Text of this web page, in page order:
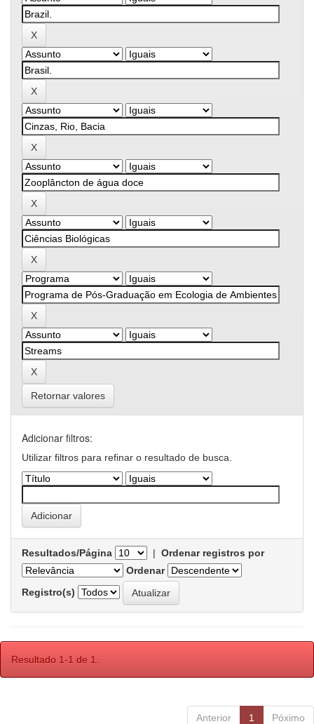
Retornar valores
Adicionar filtros:
Utilizar filtros para refinar o resultado de busca.
Resultados/Página | Ordenar registros por
Ordenar
Registro(s)
Resultado 1-1 de 1.
Anterior 1 Póximo